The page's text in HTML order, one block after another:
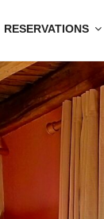
RESERVATIONS